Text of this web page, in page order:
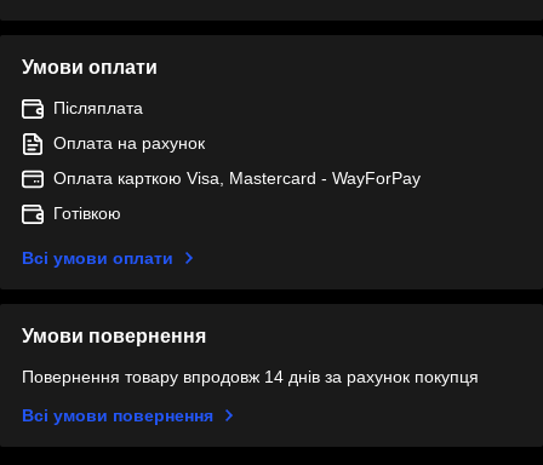
Умови оплати
Післяплата
Оплата на рахунок
Оплата карткою Visa, Mastercard - WayForPay
Готівкою
Всі умови оплати
Умови повернення
Повернення товару впродовж 14 днів за рахунок покупця
Всі умови повернення